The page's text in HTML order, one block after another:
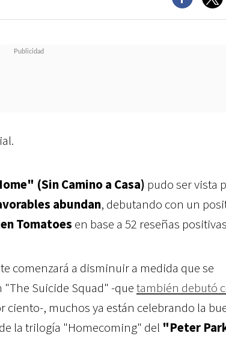
(Sin Camino a Casa) pudo ser vista
abundan, debutando con un
Tomatoes en base a 52 reseñas
comenzará a disminuir a medida que se
Suicide Squad" -quetambién debutó
ciento-, muchos ya están celebrando la
la trilogía "Homecoming" del "Peter